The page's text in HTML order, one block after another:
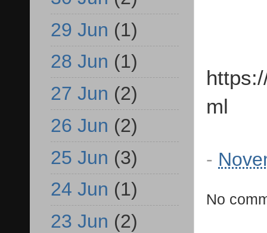
ml
-
No
29 Jun (1)
28 Jun (1)
27 Jun (2)
26 Jun (2)
25 Jun (3)
24 Jun (1)
23 Jun (2)